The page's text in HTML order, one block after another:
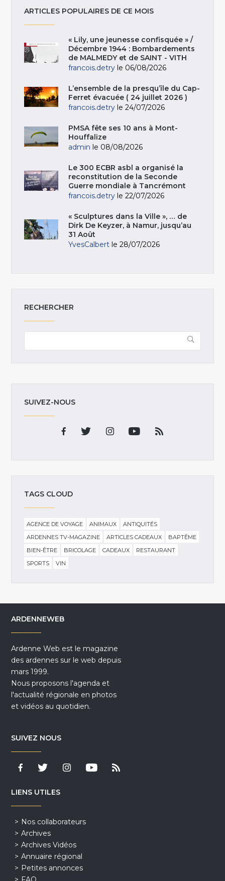
ARTICLES POPULAIRES DE CE MOIS
« Lily, une jeunesse confisquée » /
Décembre 1944 : Bombardements
de MALMEDY et de SAINT - VITH
francois.detry le 06/08/2026
L’ensemble de la presqu’île du Cap-
Ferret évacuée ( 24 juillet 2026 )
francois.detry le 24/07/2026
PMSA fête ses 10 ans à Mont-
Houffalize
admin le 08/08/2026
Le 300 ECBR asbl a organisé la
reconstitution de la Seconde
Guerre mondiale à Tancrémont
francois.detry le 22/07/2026
« Sculptures dans la Ville », … de
Dirk De Keyzer, à Namur, jusqu’au
31 Août
YvesCalbert le 28/07/2026
RECHERCHER
SUIVEZ-NOUS
TAGS CLOUD
AGENCE DE VOYAGE ANIMAUX
ANTIQUITÉS
ARDENNES TV-MAGAZINE
ARTICLES CADEAUX
BAPTÊME
BIEN-ÊTRE
BRICOLAGE CADEAUX
RESTAURANT
SPORTS
VIN
ARDENNEWEB
Ardenne Web est le magazine
des ardennes sur le web depuis
mars 1999.
Nous proposons l'agenda et
l'actualité régionale en photos
et vidéos au quotidien.
SUIVEZ NOUS
LIENS UTILES
Nos collaborateurs
Archives
Archives Vidéos
Annuaire régional
Petites annonces